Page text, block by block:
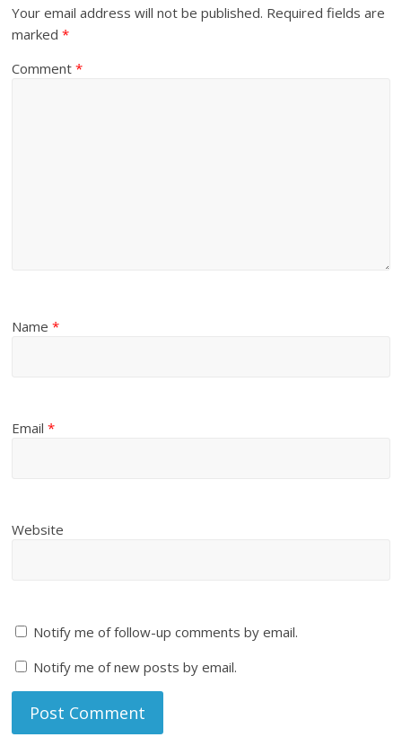
Your email address will not be published. Required fields are
marked*
Comment*
Name*
Email*
Website
Notify me of follow-up comments by email.
Notify me of new posts by email.